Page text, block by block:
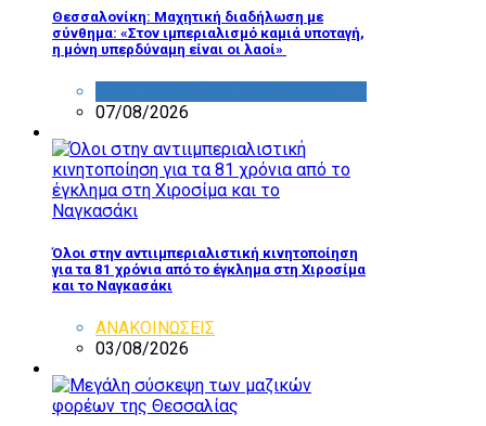
Θεσσαλονίκη: Μαχητική διαδήλωση με
σύνθημα: «Στον ιμπεριαλισμό καμιά υποταγή,
η μόνη υπερδύναμη είναι οι λαοί»
07/08/2026
Όλοι στην αντιιμπεριαλιστική κινητοποίηση
για τα 81 χρόνια από το έγκλημα στη Χιροσίμα
και το Ναγκασάκι
ΑΝΑΚΟΙΝΩΣΕΙΣ
03/08/2026